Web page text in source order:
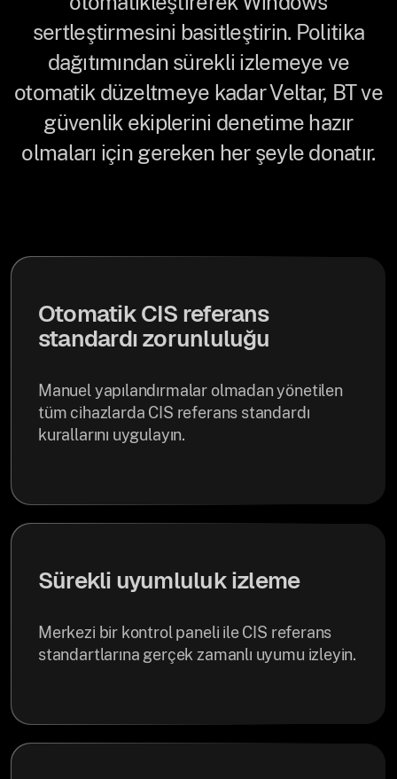
sertleştirmesini basitleştirin. Politika
dağıtımından sürekli izlemeye ve
otomatik düzeltmeye kadar Veltar, BT ve
güvenlik ekiplerini denetime hazır
olmaları için gereken her şeyle donatır.
Otomatik CIS referans
standardı zorunluluğu
Manuel yapılandırmalar olmadan yönetilen
tüm cihazlarda CIS referans standardı
kurallarını uygulayın.
Sürekli uyumluluk izleme
Merkezi bir kontrol paneli ile CIS referans
standartlarına gerçek zamanlı uyumu izleyin.